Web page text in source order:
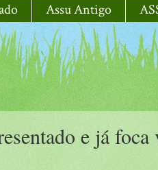
Assu Antigo
e já